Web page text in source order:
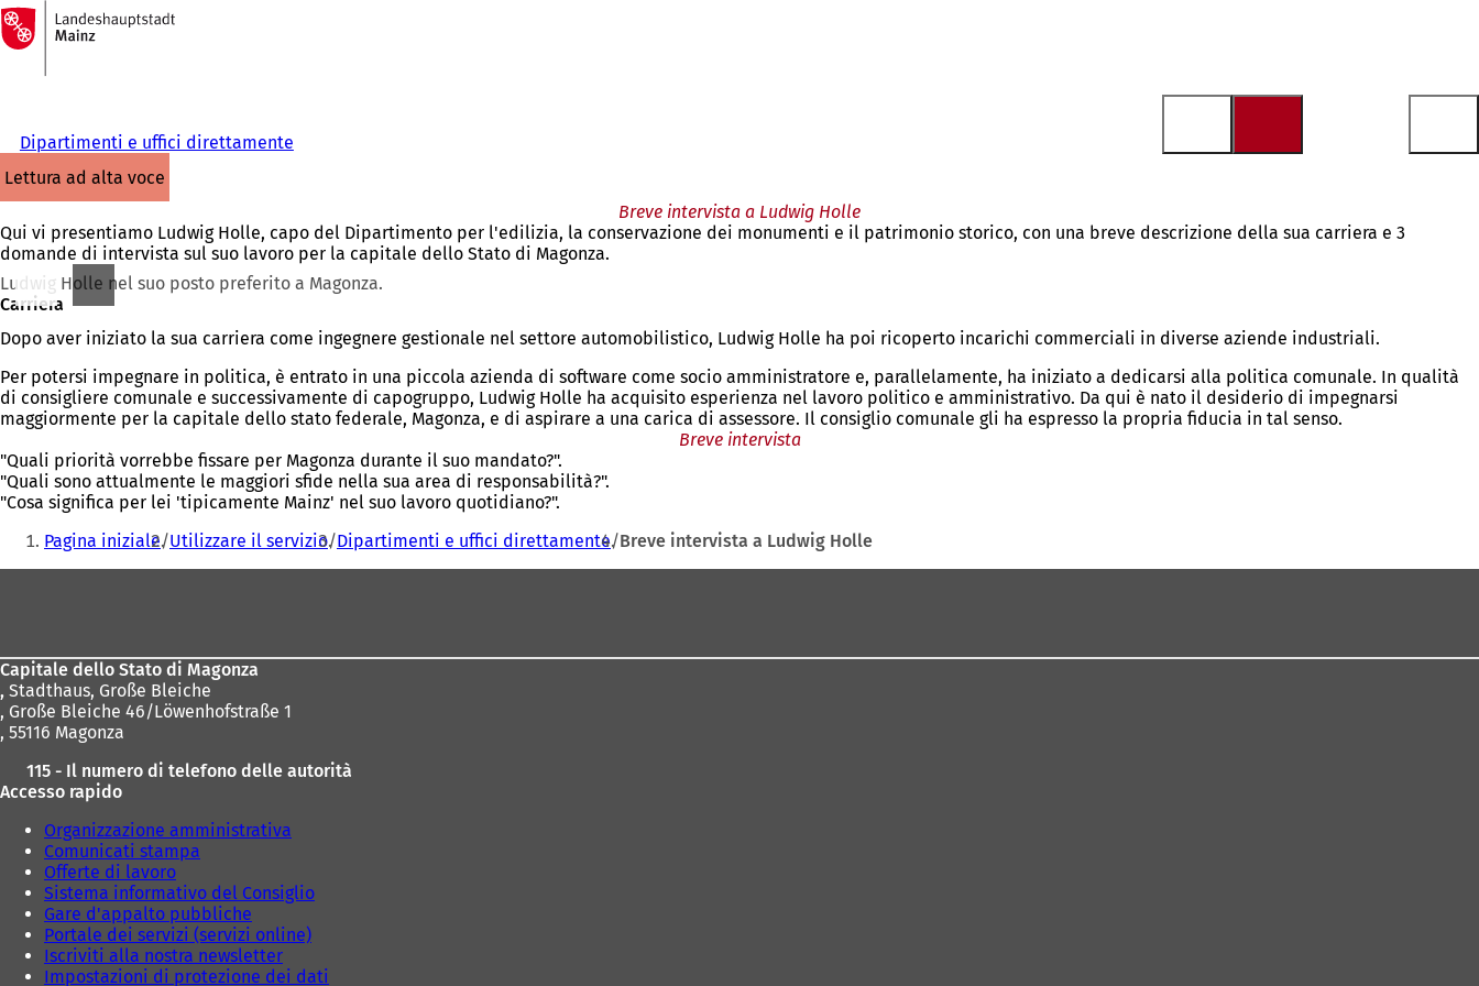
Vai al contenuto
Alla
pagina
iniziale
Dipartimenti e uffici direttamente
lettura ad alta voce
Breve intervista a Ludwig Holle
Qui vi presentiamo Ludwig Holle, capo del Dipartimento per l'edilizia, la conservazione dei monumenti e il patrimonio storico, con una breve descrizione della sua carriera e 3
domande di intervista sul suo lavoro per la capitale dello Stato di Magonza.
Ludwig Holle nel suo posto preferito a Magonza.
Carriera
Dopo aver iniziato la sua carriera come ingegnere gestionale nel settore automobilistico, Ludwig Holle ha poi ricoperto incarichi commerciali in diverse aziende industriali.
Per potersi impegnare in politica, è entrato in una piccola azienda di software come socio amministratore e, parallelamente, ha iniziato a dedicarsi alla politica comunale. In qualità
di consigliere comunale e successivamente di capogruppo, Ludwig Holle ha acquisito esperienza nel lavoro politico e amministrativo. Da qui è nato il desiderio di impegnarsi
maggiormente per la capitale dello stato federale, Magonza, e di aspirare a una carica di assessore. Il consiglio comunale gli ha espresso la propria fiducia in tal senso.
Breve intervista
"Quali priorità vorrebbe fissare per Magonza durante il suo mandato?".
"Quali sono attualmente le maggiori sfide nella sua area di responsabilità?".
"Cosa significa per lei 'tipicamente Mainz' nel suo lavoro quotidiano?".
Siete
qui:
Pagina iniziale Utilizzare il servizio Dipartimenti e uffici direttamente Breve intervista a Ludwig Holle
Capitale dello Stato di Magonza
, Stadthaus, Große Bleiche
, Große Bleiche 46/Löwenhofstraße 1
, 55116 Magonza
115 - Il numero di telefono delle autorità
Accesso rapido
Organizzazione amministrativa
Comunicati stampa
Offerte di lavoro
Sistema informativo del Consiglio
Gare d'appalto pubbliche
Portale dei servizi (servizi online)
Iscriviti alla nostra newsletter
Impostazioni di protezione dei dati